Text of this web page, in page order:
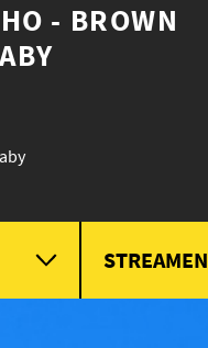
- BROWN
STREAMEN